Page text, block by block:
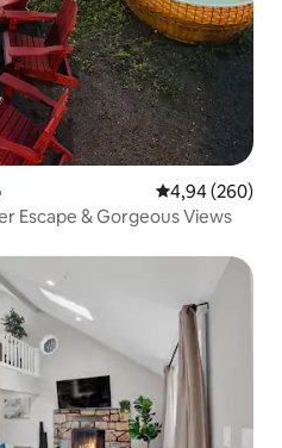
4,94 ud af 5 i
4,94 (260)
Escape & Gorgeous Views